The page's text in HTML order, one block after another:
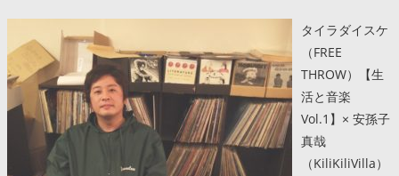
タイラダイスケ
（FREE
THROW）【生
活と音楽
Vol.1】× 安孫子
真哉
（KiliKiliVilla）